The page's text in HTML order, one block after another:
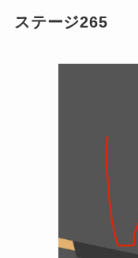
ステージ265